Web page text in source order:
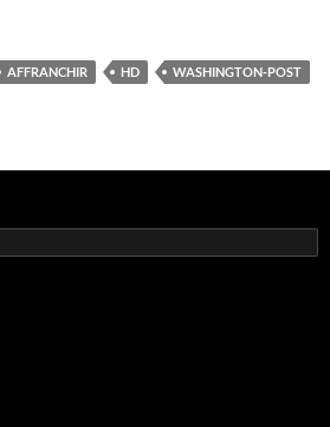
AFFRANCHIR HD
WASHINGTON-POST